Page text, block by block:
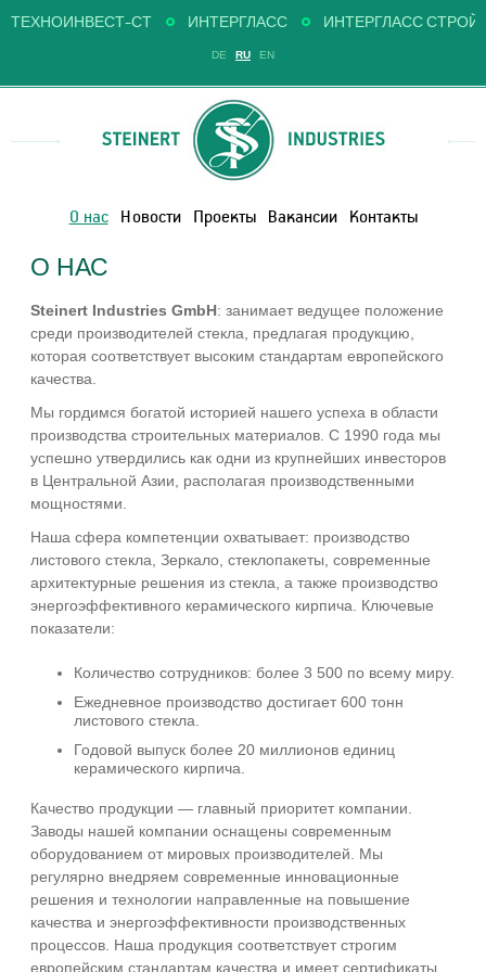
ТЕХНОИНВЕСТ-СТ ИНТЕРГЛАСС ИНТЕРГЛАСС СТРОЙ
DE RU EN
О нас Новости Проекты Вакансии Контакты
О НАС
SteinertIndustries GmbH: занимает ведущее положение
среди производителей стекла, предлагая продукцию,
которая соответствует высоким стандартам европейского
качества.
Мы гордимся богатой историей нашего успеха в области
производства строительных материалов. С 1990 года мы
успешно утвердились как одни из крупнейших инвесторов
в Центральной Азии, располагая производственными
мощностями.
Наша сфера компетенции охватывает: производство
листового стекла, Зеркало, стеклопакеты, современные
архитектурные решения из стекла, а также производство
энергоэффективного керамического кирпича. Ключевые
показатели:
Количество сотрудников: более 3 500 по всему миру.
Ежедневное производство достигает 600 тонн
листового стекла.
Годовой выпуск более 20 миллионов единиц
керамического кирпича.
Качество продукции — главный приоритет компании.
Заводы нашей компании оснащены современным
оборудованием от мировых производителей. Мы
регулярно внедряем современные инновационные
решения и технологии направленные на повышение
качества и энергоэффективности производственных
процессов. Наша продукция соответствует строгим
европейским стандартам качества и имеет сертификаты